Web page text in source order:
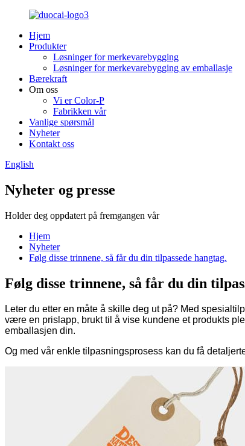
Hjem
Produkter
Løsninger for merkevarebygging
Løsninger for merkevarebygging av emballasje
Bærekraft
Om oss
Vi er Color-P
Fabrikken vår
Vanlige spørsmål
Nyheter
Kontakt oss
English
Nyheter og presse
Holder deg oppdatert på fremgangen vår
Hjem
Nyheter
Følg disse trinnene, så får du din tilpassede hangtag.
Følg disse trinnene, så får du din
Leter du etter en måte å skille deg ut på? Med
være en prislapp, brukt til å vise kundene et produkts
emballasjen din.
Og med vår enkle tilpasningsprosess kan du få